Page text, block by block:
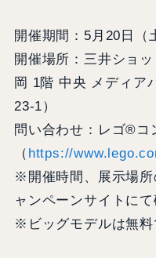
開催期間：5月20日（
開催場所：三井ショ
岡 1階 中央 メディア
23-1）
問い合わせ：レゴ®コ
（ https://
※開催時間、展示場所
ャンペーンサイトに
※ビッグモデルは無料